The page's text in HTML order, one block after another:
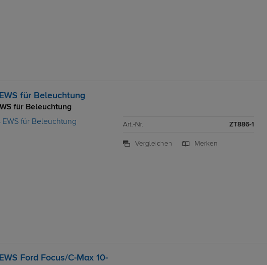
für Beleuchtung
für Beleuchtung
Art.-Nr. ZT886-1
Vergleichen Merken
Ford Focus/C-Max 10-